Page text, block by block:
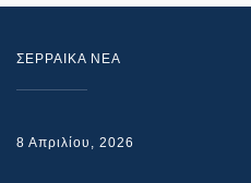
ΣΕΡΡΑΙΚΑ ΝΕΑ
8 Απριλίου, 2026